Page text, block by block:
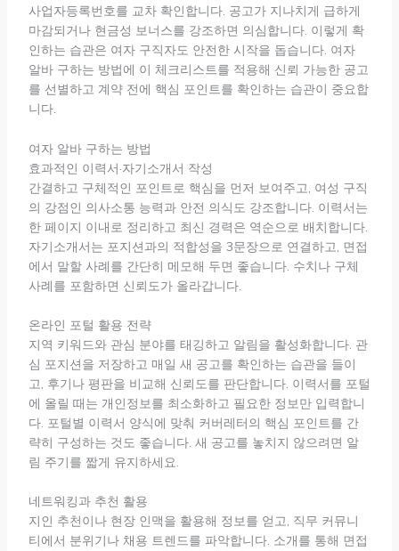
사업자등록번호를 교차 확인합니다. 공고가 지나치게 급하게
마감되거나 현금성 보너스를 강조하면 의심합니다. 이렇게 확
인하는 습관은 여자 구직자도 안전한 시작을 돕습니다. 여자
알바 구하는 방법에 이 체크리스트를 적용해 신뢰 가능한 공고
를 선별하고 계약 전에 핵심 포인트를 확인하는 습관이 중요합
니다.
여자 알바 구하는 방법
효과적인 이력서·자기소개서 작성
간결하고 구체적인 포인트로 핵심을 먼저 보여주고, 여성 구직
의 강점인 의사소통 능력과 안전 의식도 강조합니다. 이력서는
한 페이지 이내로 정리하고 최신 경력은 역순으로 배치합니다.
자기소개서는 포지션과의 적합성을 3문장으로 연결하고, 면접
에서 말할 사례를 간단히 메모해 두면 좋습니다. 수치나 구체
사례를 포함하면 신뢰도가 올라갑니다.
온라인 포털 활용 전략
지역 키워드와 관심 분야를 태깅하고 알림을 활성화합니다. 관
심 포지션을 저장하고 매일 새 공고를 확인하는 습관을 들이
고, 후기나 평판을 비교해 신뢰도를 판단합니다. 이력서를 포털
에 올릴 때는 개인정보를 최소화하고 필요한 정보만 입력합니
다. 포털별 이력서 양식에 맞춰 커버레터의 핵심 포인트를 간
략히 구성하는 것도 좋습니다. 새 공고를 놓치지 않으려면 알
림 주기를 짧게 유지하세요.
네트워킹과 추천 활용
지인 추천이나 현장 인맥을 활용해 정보를 얻고, 직무 커뮤니
티에서 분위기나 채용 트렌드를 파악합니다. 소개를 통해 면접